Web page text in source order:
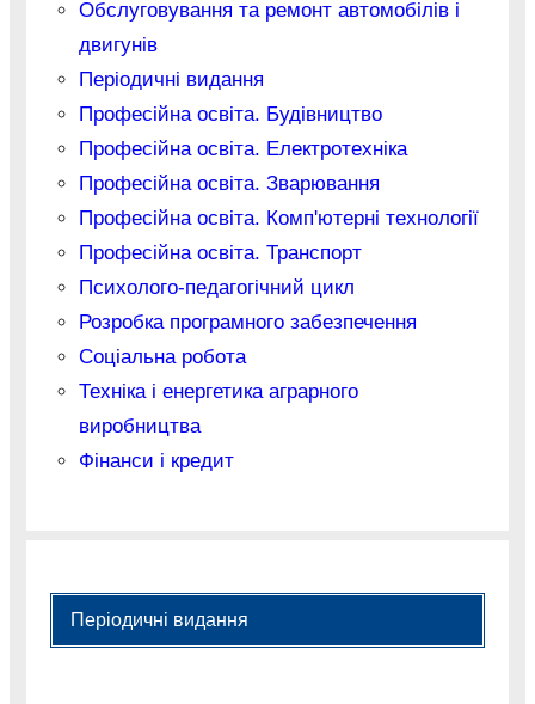
Обслуговування та ремонт автомобілів і
двигунів
Періодичні видання
Професійна освіта. Будівництво
Професійна освіта. Електротехніка
Професійна освіта. Зварювання
Професійна освіта. Комп'ютерні технології
Професійна освіта. Транспорт
Психолого-педагогічний цикл
Розробка програмного забезпечення
Соціальна робота
Техніка і енергетика аграрного
виробництва
Фінанси і кредит
Періодичні видання